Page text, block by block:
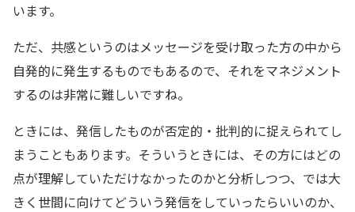
います。
ただ、共感というのはメッセージを受け取った方の中から
自発的に発生するものでもあるので、それをマネジメント
するのは非常に難しいですね。
ときには、発信したものが否定的・批判的に捉えられてし
まうこともあります。そういうときには、その方にはどの
点が理解していただけなかったのかと分析しつつ、では大
きく世間に向けてどういう発信をしていったらいいのか、